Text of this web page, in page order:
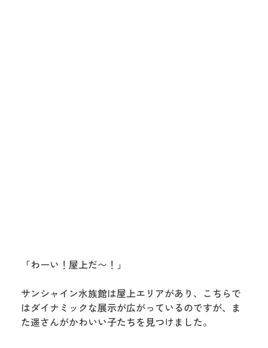
「わーい！屋上だ〜！」
サンシャイン水族館は屋上エリアがあり、こちらで
はダイナミックな展示が広がっているのですが、ま
た遥さんがかわいい子たちを見つけました。